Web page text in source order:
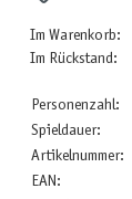
Im Warenkorb:
Im Rückstand:
Personenzahl:
Spieldauer:
Artikelnummer:
EAN: